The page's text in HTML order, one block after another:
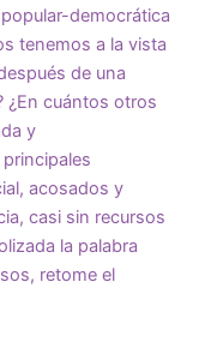
democrática
tenemos a la vista
de una
¿En cuántos otros
y
acosados y
casi sin recursos
la palabra
retome el